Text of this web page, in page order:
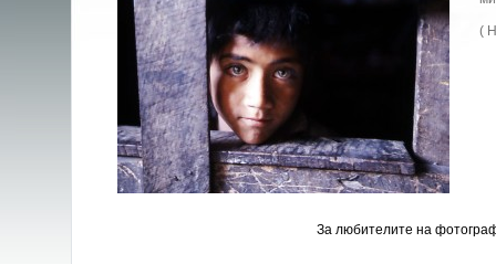
(
За любителите на